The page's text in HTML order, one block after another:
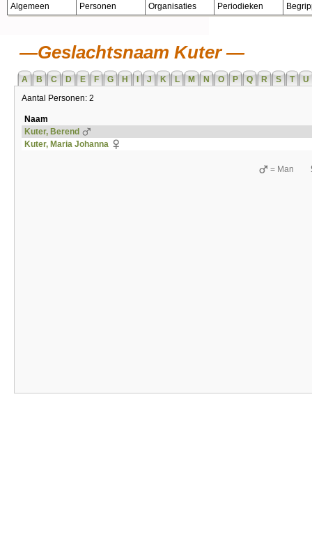
Algemeen Personen Organisaties Periodieken
Geslachtsnaam Kuter
A B C D E F G H J K L M N O P Q R S T
U
Aantal Personen: 2
Naam
Kuter, Berend
Kuter, Maria Johanna
= Man